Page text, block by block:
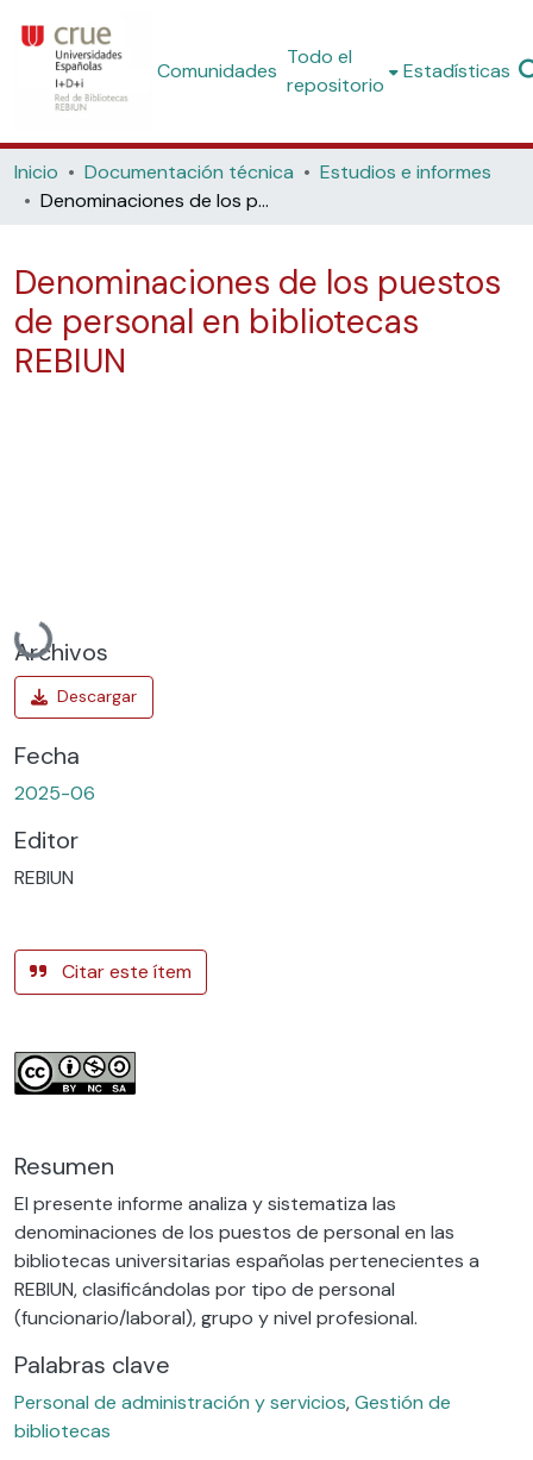
Comunidades
Todo el
repositorio
Estadísticas
Inicio Documentación técnica
Estudios e informes
Denominaciones de los puestos de personal en bibliotecas REBIUN
Denominaciones de los puestos
de personal en bibliotecas
REBIUN
Cargando...
Archivos
Fecha
2025-06
Editor
REBIUN
Citar este ítem
Resumen
El presente informe analiza y sistematiza las
denominaciones de los puestos de personal en las
bibliotecas universitarias españolas pertenecientes a
REBIUN, clasificándolas por tipo de personal
(funcionario/laboral), grupo y nivel profesional.
Palabras clave
Personal de administración y servicios,Gestión de
bibliotecas